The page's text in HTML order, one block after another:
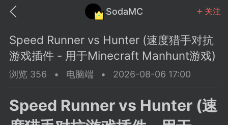
SodaMC 关注
中文社区 SodaMC
Speed Runner vs Hunter (速度猎手对抗
游戏插件 - 用于Minecraft Manhunt游戏)
浏览 356 • 电脑端 • 2026-08-06 17:00
Speed Runner vs Hunter (速